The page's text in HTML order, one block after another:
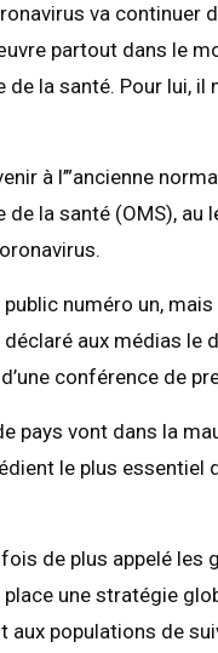
va continuer
partout dans le
la santé. Pour lui, il
à l’”ancienne
de la santé (OMS),
public numéro un,
aux médias le
conférence de
pays vont dans la
le plus
fois de plus appelé
une stratégie
aux populations de